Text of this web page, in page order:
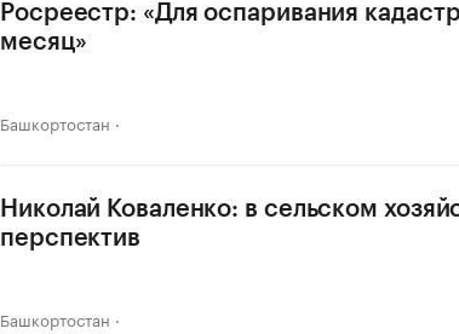
Росреестр: «Для оспаривания
месяц»
Башкортостан
Николай Коваленко: в сельском
перспектив
Башкортостан